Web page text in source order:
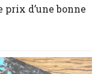
prix d’une bonne